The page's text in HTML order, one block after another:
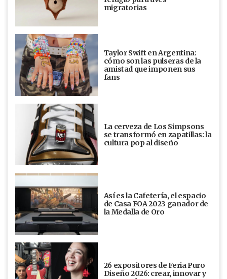
migratorias
Taylor Swift en Argentina:
cómo son las pulseras de la
amistad que imponen sus
fans
La cerveza de Los Simpsons
se transformó en zapatillas: la
cultura pop al diseño
Así es la Cafetería, el espacio
de Casa FOA 2023 ganador de
la Medalla de Oro
26 expositores de Feria Puro
Diseño 2026: crear, innovar y